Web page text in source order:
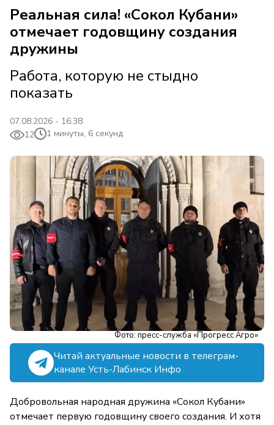
Реальная сила! «Сокол Кубани»
отмечает годовщину создания
дружины
Работа, которую не стыдно
показать
07.08.2026 - 16:38
12
1 минуты, 6 секунд
Фото: пресс-служба «Прогресс Агро»
Читай актуальные новости в телеграм-
канале Усть-Лабинск Инфо
Добровольная народная дружина «Сокол Кубани»
отмечает первую годовщину своего создания. И хотя